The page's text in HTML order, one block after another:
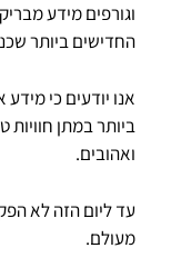
וגורפים מידע
החדישים ביותר
אנו יודעים כי
ביותר במתן חוויות
ואהובים.
עד ליום הזה לא
מעולם.